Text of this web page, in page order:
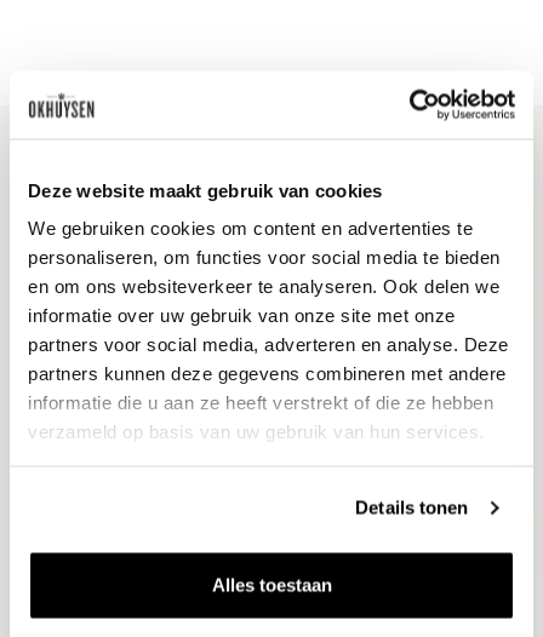
Deze website maakt gebruik van cookies
We gebruiken cookies om content en advertenties te
personaliseren, om functies voor social media te bieden
en om ons websiteverkeer te analyseren. Ook delen we
informatie over uw gebruik van onze site met onze
partners voor social media, adverteren en analyse. Deze
partners kunnen deze gegevens combineren met andere
informatie die u aan ze heeft verstrekt of die ze hebben
verzameld op basis van uw gebruik van hun services.
Details tonen
Alles toestaan
Blijf op de hoogte
Ontvang het laatste wijnnieuws, proeverijen en
evenementen
E-mailadres
Aanmelden